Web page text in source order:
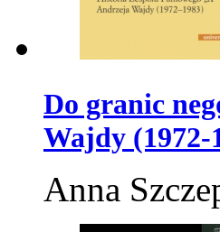
Do granic
Wajdy (1972-
Anna